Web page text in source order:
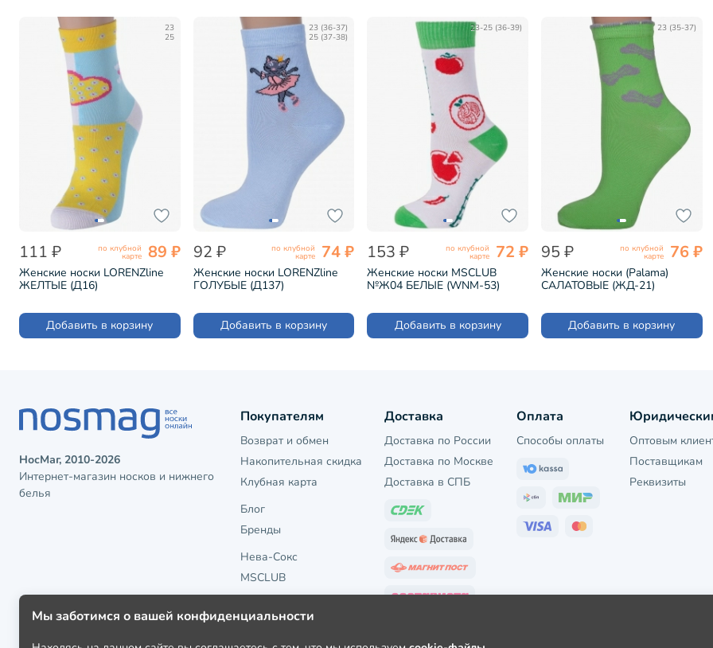
23
25
111 ₽ по клубной
карте 89 ₽
Женские носки LORENZline
ЖЕЛТЫЕ (Д16)
Добавить в корзину
23 (36-37)
25 (37-38)
92 ₽ по клубной
карте 74 ₽
Женские носки LORENZline
ГОЛУБЫЕ (Д137)
Добавить в корзину
23-25 (36-39)
153 ₽ по клубной
карте 72 ₽
Женские носки MSCLUB
№Ж04 БЕЛЫЕ (WNM-53)
Добавить в корзину
23 (35-37)
95 ₽ по клубной
карте 76 ₽
Женские носки (Palama)
САЛАТОВЫЕ (ЖД-21)
Добавить в корзину
НосМаг, 2010-2026
Интернет-магазин носков и нижнего
белья
Покупателям
Возврат и обмен
Накопительная скидка
Клубная карта
Блог
Бренды
Нева-Сокс
MSCLUB
Доставка
Доставка по России
Доставка по Москве
Доставка в СПБ
Оплата
Способы оплаты
Оптовым
Поставщикам
Реквизиты
Мы заботимся о вашей конфиденциальности